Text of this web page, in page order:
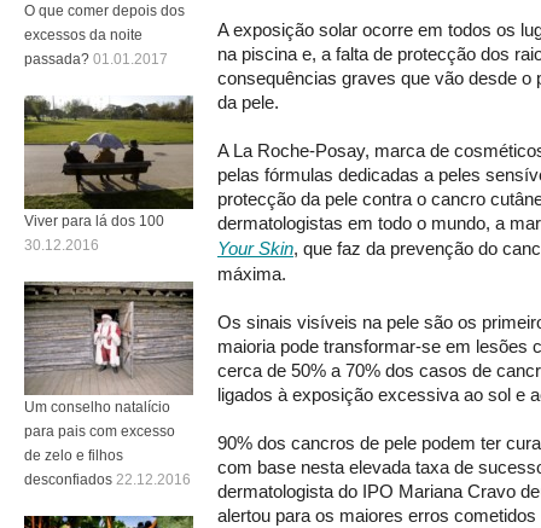
A exposição solar ocorre em todos os
na piscina e, a falta de protecção dos
consequências graves que vão desde o
da pele.
A La Roche-Posay, marca de
pelas fórmulas dedicadas a peles
protecção da pele contra o cancro
dermatologistas em todo o mundo, a
Your Skin, que faz da prevenção do
máxima.
Os sinais visíveis na pele são os
maioria pode transformar-se em lesões
cerca de 50% a 70% dos casos de
ligados à exposição excessiva ao sol e
90% dos cancros de pele podem ter
com base nesta elevada taxa de
dermatologista do IPO Mariana Cravo
alertou para os maiores erros
O que comer depois dos
excessos da noite
passada? 01.01.2017
Viver para lá dos 100
30.12.2016
Um conselho natalício
para pais com excesso
de zelo e filhos
desconfiados 22.12.2016